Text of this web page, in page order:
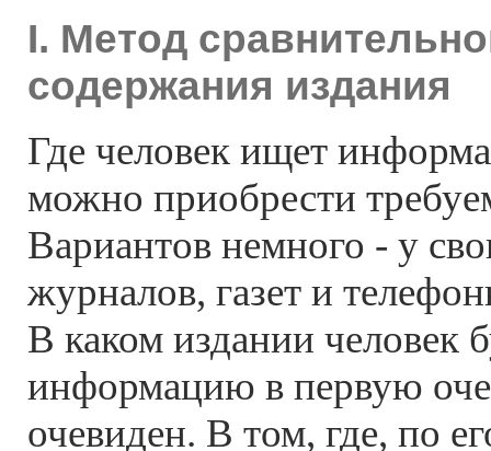
I. Метод
содержания издания
Где человек ищет
можно приобрести
Вариантов немного - у
журналов, газет и
В каком издании человек
информацию в первую
очевиден. В том, где, по